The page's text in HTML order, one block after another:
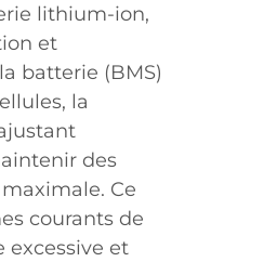
lithium-ion,
et
batterie (BMS)
la
des
Ce
courants de
excessive et